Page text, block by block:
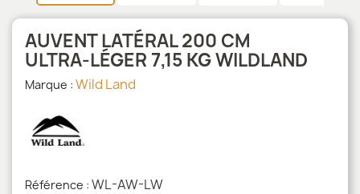
AUVENT LATÉRAL 200 CM
ULTRA‑LÉGER 7,15 KG WILDLAND
Marque : Wild Land
Référence : WL-AW-LW